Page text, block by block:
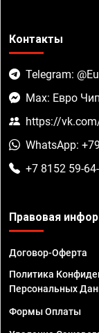
Контакты
Telegram:
Max: Евро
https://
WhatsApp:
+7 8152 59-
Правовая
Договор-Оферта
Политика
Персональных
Формы Оплаты